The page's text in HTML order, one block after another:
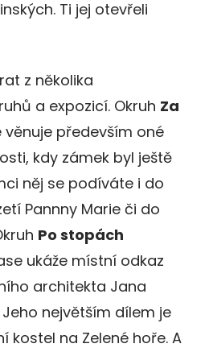
Ti jej otevřeli
z několika
a expozicí. Okruh Za
věnuje především oné
kdy zámek byl ještě
něj se podíváte i do
Pannny Marie či do
Po stopách
ukáže místní odkaz
architekta Jana
Jeho největším dílem je
kostel na Zelené hoře. A